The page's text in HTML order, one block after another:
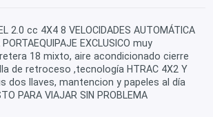
2.0 cc 4X4 8 VELOCIDADES AUTOMÁTICA
EXCLUSICO muy
18 mixto, aire acondicionado cierre
de retroceso ,tecnología HTRAC 4X2 Y
dos llaves, mantencion y papeles al día
PARA VIAJAR SIN PROBLEMA